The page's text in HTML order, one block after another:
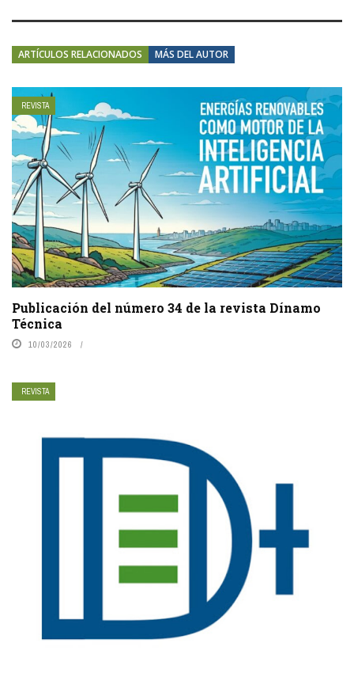
ARTÍCULOS RELACIONADOS MÁS DEL AUTOR
REVISTA
Publicación del número 34 de la revista Dínamo
Técnica
10/03/2026
REVISTA